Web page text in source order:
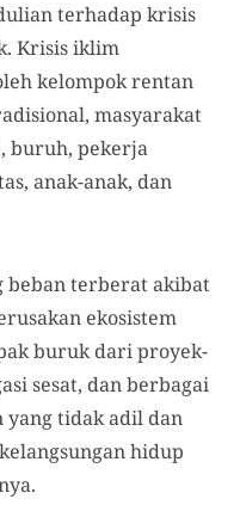
terhadap krisis
Krisis iklim
kelompok rentan
masyarakat
buruh, pekerja
anak-anak, dan
beban terberat akibat
ekosistem
buruk dari proyek-
sesat, dan berbagai
yang tidak adil dan
hidup